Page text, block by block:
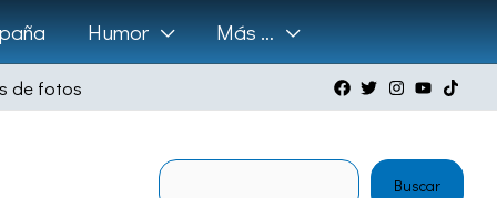
Humor Más …
de fotos
Buscar